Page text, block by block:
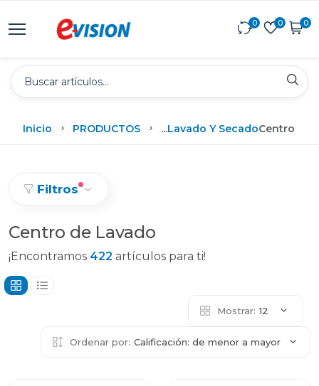
0 0 0
Inicio PRODUCTOS ...Lavado Y SecadoCentro De
Filtros
Centro de Lavado
¡Encontramos 422 artículos para ti!
Mostrar: 12
Ordenar por: Calificación: de menor a mayor